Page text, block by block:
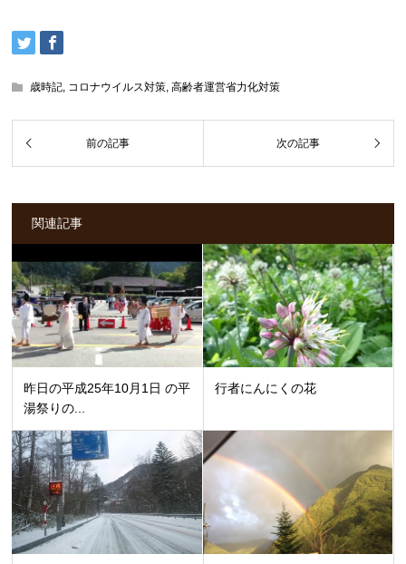
歳時記, コロナウイルス対策,高齢者運営省力化対策
関連記事
昨日の平成25年10月1日 の平
湯祭りの...
行者にんにくの花